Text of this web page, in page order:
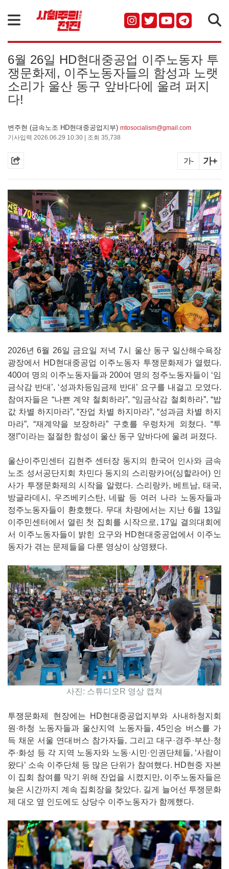
6월 26일 HD현대중공업 이주노동자 투
쟁문화제, 이주노동자들의 함성과 노랫
소리가 울산 동구 앞바다에 울려 퍼지
다!
변주현 (금속노조 HD현대중공업지부) mtosocialism@gmail.com
기사입력 2026.06.29 10:30 | 조회 35,738
가- 가+
2026년 6월 26일 금요일 저녁 7시 울산 동구 일산해수욕장
광장에서 HD현대중공업 이주노동자 투쟁문화제가 열렸다.
400여 명의 이주노동자들과 200여 명의 정주노동자들이 ‘임
금삭감 반대’, ‘성과차등임금제 반대’ 요구를 내걸고 모였다.
참여자들은 “나쁜 계약 철회하라”, “임금삭감 철회하라”, “밥
값 차별 하지마라”, “잔업 차별 하지마라”, “성과금 차별 하지
마라”, “재계약을 보장하라” 구호를 우렁차게 외쳤다. “투
쟁!”이라는 절절한 함성이 울산 동구 앞바다에 울려 퍼졌다.
울산이주민센터 김현주 센터장 동지의 한국어 인사와 금속
노조 성서공단지회 차민다 동지의 스리랑카어(싱할라어) 인
사가 투쟁문화제의 시작을 알렸다. 스리랑카, 베트남, 태국,
방글라데시, 우즈베키스탄, 네팔 등 여러 나라 노동자들과
정주노동자들이 환호했다. 무대 차량에서는 지난 6월 13일
이주민센터에서 열린 첫 집회를 시작으로, 17일 결의대회에
서 이주노동자들이 밝힌 요구와 HD현대중공업에서 이주노
동자가 겪는 문제들을 다룬 영상이 상영됐다.
사진: 스튜디오R 영상 캡쳐
투쟁문화제 현장에는 HD현대중공업지부와 사내하청지회
원·하청 노동자들과 울산지역 노동자들, 45인승 버스를 가
득 채운 서울 연대버스 참가자들, 그리고 대구·경주·부산·청
주·화성 등 각 지역 노동자와 노동·시민·인권단체들, ‘사람이
왔다’ 소속 이주단체 등 많은 단위가 참여했다. HD현중 자본
이 집회 참여를 막기 위해 잔업을 시켰지만, 이주노동자들은
늦은 시간까지 계속 집회장을 찾았다. 길게 늘어선 투쟁문화
제 대오 옆 인도에도 상당수 이주노동자가 함께했다.